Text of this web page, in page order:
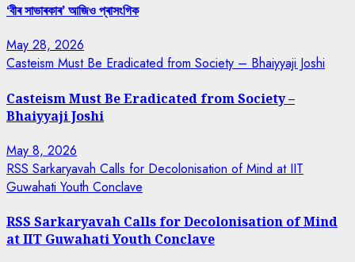
‘বীৰ সাভাৰকাৰ’ আজিও প্ৰাসংগিক
May 28, 2026
Casteism Must Be Eradicated from Society – Bhaiyyaji Joshi
Casteism Must Be Eradicated from Society –
Bhaiyyaji Joshi
May 8, 2026
RSS Sarkaryavah Calls for Decolonisation of Mind at IIT
Guwahati Youth Conclave
RSS Sarkaryavah Calls for Decolonisation of Mind
at IIT Guwahati Youth Conclave